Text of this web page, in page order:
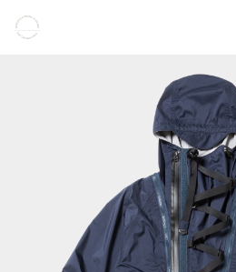
COLLECTION
PRODUCT
GALLERY
ONLINE STORE
STORELIST